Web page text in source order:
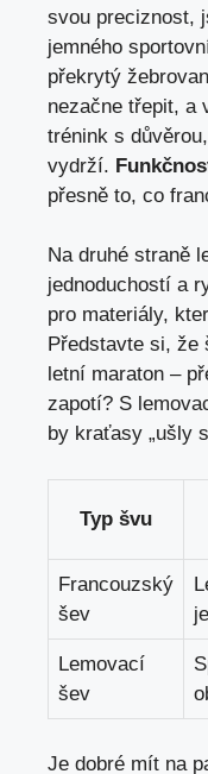
svou preciznost,
jemného
překrytý
nezačne třepit, a
trénink s
vydrží.
přesně to, co
Na druhé straně
jednoduchostí a
pro materiály,
Představte si, že
letní maraton –
zapotí? S
by kraťasy „ušly
Typ švu
Francouzský
šev
Lemovací
šev
Je dobré mít na